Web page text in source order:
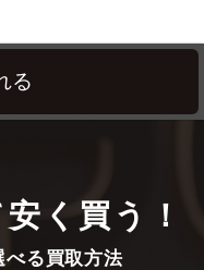
る
く買う！
べる買取方法